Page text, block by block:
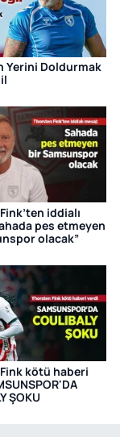
Yerini Doldurmak
iddialı
pes etmeyen
olacak”
kötü haberi
ŞOKU